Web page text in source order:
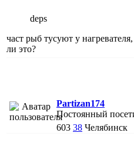
deps
част рыб тусуют у
ли это?
Partizan174
Постоянный
603 38 Челябинск